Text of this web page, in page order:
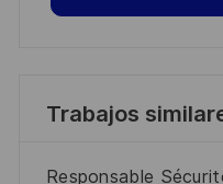
Trabajos
Responsable